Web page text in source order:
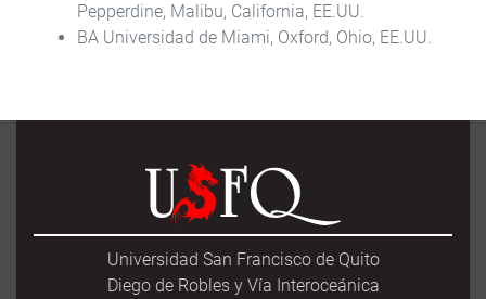
Pepperdine, Malibu, California, EE.UU.
BA Universidad de Miami, Oxford, Ohio, EE.UU.
Universidad San Francisco de Quito
Diego de Robles y Vía Interoceánica